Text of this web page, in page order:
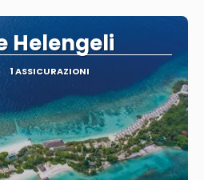
Helengeli
1 ASSICURAZIONI